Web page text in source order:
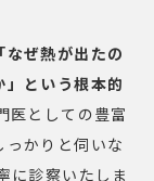
「なぜ熱が出たの
という根本的
医としての豊富
かりと伺いな
に診察いたしま